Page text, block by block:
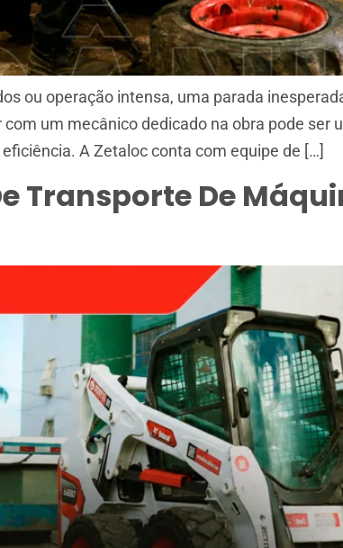
ou operação intensa, uma parada
um mecânico dedicado na obra pode
A Zetaloc conta com equipe de […]
Transporte De